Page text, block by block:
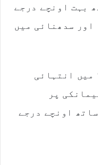
بہت اونچے درجے
اور سدھنائی میں
میں انتہائی
پر
کے ساتھ اونچے درجے